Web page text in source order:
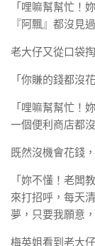
「哩嘛幫幫忙！
『阿飄』都沒見
老大仔又從口袋
「你賺的錢都沒
「哩嘛幫幫忙！
一個便利商店都
既然沒機會花錢
「妳不懂！老闆
來打招呼，每天
夢，只要我願意
梅英姐看到老大